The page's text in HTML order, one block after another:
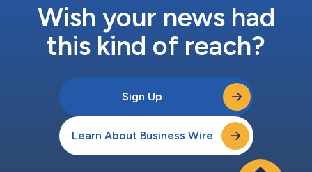
Wish your news had
this kind of reach?
Sign Up
Learn About Business Wire